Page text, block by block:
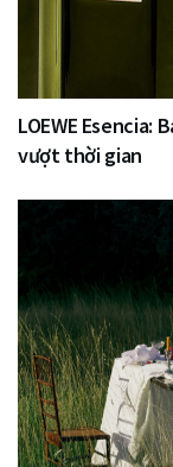
LOEWE Esencia:
vượt thời gian